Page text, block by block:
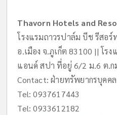
Thavorn Hotels and
โรงแรมถาวรปาล์ม บีช รีสอ
อ.เมือง จ.ภูเก็ต 83100 || โร
แอนด์ สปา ที่อยู่ 6/2 ม.6 ต.ก
Contact: ฝ่ายทรัพยากรบุคคล
Tel:0937617443
Tel:0933612182